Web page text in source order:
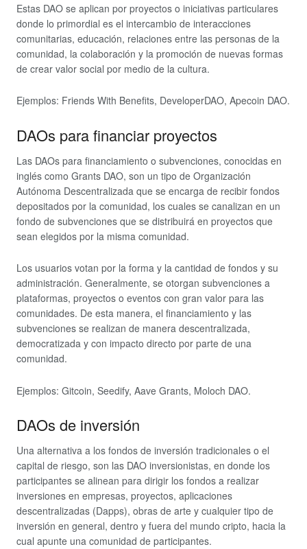
Estas DAO se aplican por proyectos o iniciativas particulares
donde lo primordial es el intercambio de interacciones
comunitarias, educación, relaciones entre las personas de la
comunidad, la colaboración y la promoción de nuevas formas
de crear valor social por medio de la cultura.
Ejemplos: Friends With Benefits, DeveloperDAO, Apecoin DAO.
DAOs para financiar proyectos
Las DAOs para financiamiento o subvenciones, conocidas en
inglés como Grants DAO, son un tipo de Organización
Autónoma Descentralizada que se encarga de recibir fondos
depositados por la comunidad, los cuales se canalizan en un
fondo de subvenciones que se distribuirá en proyectos que
sean elegidos por la misma comunidad.
Los usuarios votan por la forma y la cantidad de fondos y su
administración. Generalmente, se otorgan subvenciones a
plataformas, proyectos o eventos con gran valor para las
comunidades. De esta manera, el financiamiento y las
subvenciones se realizan de manera descentralizada,
democratizada y con impacto directo por parte de una
comunidad.
Ejemplos: Gitcoin, Seedify, Aave Grants, Moloch DAO.
DAOs de inversión
Una alternativa a los fondos de inversión tradicionales o el
capital de riesgo, son las DAO inversionistas, en donde los
participantes se alinean para dirigir los fondos a realizar
inversiones en empresas, proyectos, aplicaciones
descentralizadas (Dapps), obras de arte y cualquier tipo de
inversión en general, dentro y fuera del mundo cripto, hacia la
cual apunte una comunidad de participantes.